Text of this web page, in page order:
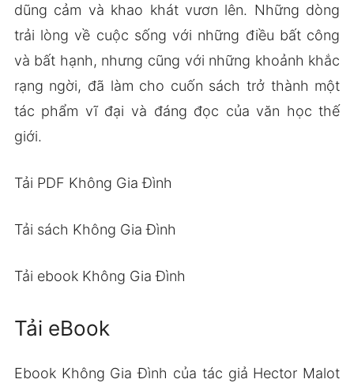
dũng cảm và khao khát vươn lên. Những dòng
trải lòng về cuộc sống với những điều bất công
và bất hạnh, nhưng cũng với những khoảnh khắc
rạng ngời, đã làm cho cuốn sách trở thành một
tác phẩm vĩ đại và đáng đọc của văn học thế
giới.
Tải PDF Không Gia Đình
Tải sách Không Gia Đình
Tải ebook Không Gia Đình
Tải eBook
Ebook Không Gia Đình của tác giả Hector Malot